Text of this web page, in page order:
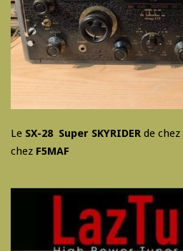
Le SX-28 Super SKYRIDER de chez
chez F5MAF